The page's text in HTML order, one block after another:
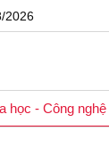
2026
học - Công nghệ